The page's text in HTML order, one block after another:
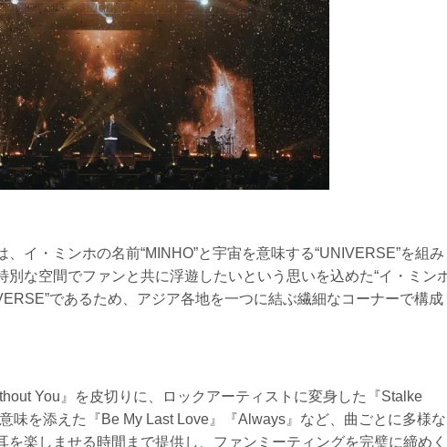
イ・ミンホの名前“MINHO”と宇宙を意味する“UNIVERSE”を組み
な空間でファンと共に浮遊したいという思いを込めた“イ・ミン
であるため、アジア各地を一つに結ぶ繊細なコーナーで構成
You』を皮切りに、ロックアーティストに変身した『Stalke
味を添えた『Be My Last Love』『Always』など、曲ごとに多様な
を楽しませる時間まで提供し、ファンミーティングを完璧に締めく